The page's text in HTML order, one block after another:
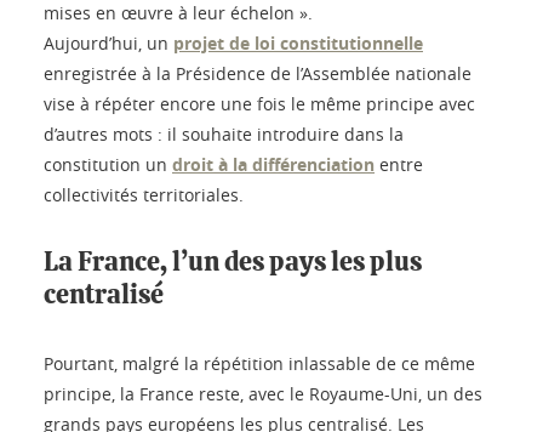
mises en œuvre à leur échelon ».
Aujourd’hui, un projet de loi constitutionnelle
enregistrée à la Présidence de l’Assemblée nationale
vise à répéter encore une fois le même principe avec
d’autres mots : il souhaite introduire dans la
constitution un droit à la différenciation entre
collectivités territoriales.
La France, l’un des pays les plus
centralisé
Pourtant, malgré la répétition inlassable de ce même
principe, la France reste, avec le Royaume-Uni, un des
grands pays européens les plus centralisé. Les